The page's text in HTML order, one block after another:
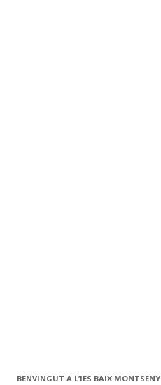
BENVINGUT A L’IES BAIX MONTSENY